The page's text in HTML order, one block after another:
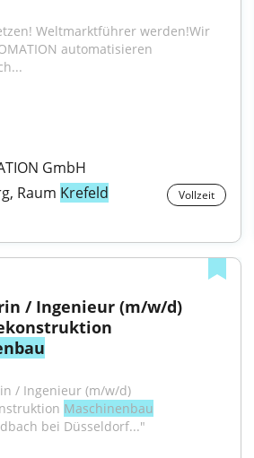
Weltmarktführer werden!Wir
automatisieren
GmbH
Raum Krefeld Vollzeit
/ Ingenieur (m/w/d)
/ Ingenieur (m/w/d)
Maschinenbau
bei Düsseldorf..."